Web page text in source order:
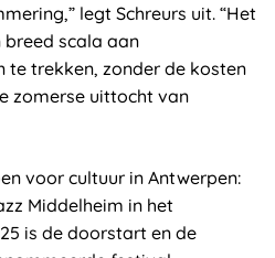
legt Schreurs uit. “Het
scala aan
te trekken, zonder de kosten
zomerse uittocht van
voor cultuur in Antwerpen:
Middelheim in het
is de doorstart en de